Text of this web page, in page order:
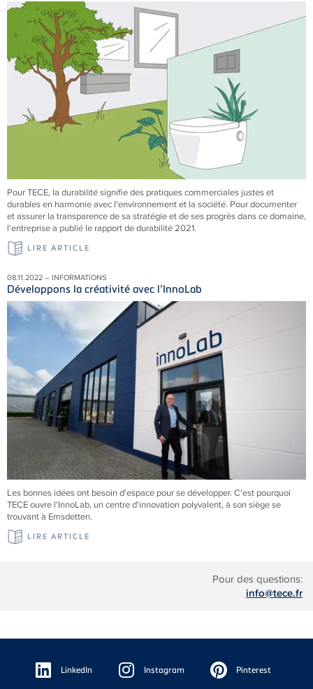
Pour des questions:
info@tece.fr
PourTECE, la durabilité signifie des pratiques commerciales justes et
durables en harmonie avec l'environnement et la société. Pour documenter
et assurer la transparence de sa stratégie et de ses progrès dans ce domaine,
l'entreprise a publié le rapport de durabilité 2021.
LIRE ARTICLE
08.11.2022 – INFORMATIONS
Développons la créativité avec l’InnoLab
Les bonnes idées ont besoin d'espace pour se développer. C'est pourquoi
TECEouvre l'InnoLab, un centre d'innovation polyvalent, à son siège se
trouvant à Emsdetten.
LIRE ARTICLE
Floating
Sidebar LinkedIn Instagram Pinterest